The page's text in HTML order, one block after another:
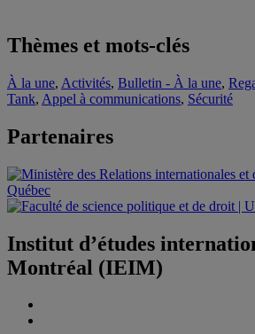
Thèmes et mots-clés
À la une, Activités, Bulletin - À la une,
Tank, Appel à communications, Sécurité
Partenaires
Institut d’études
Montréal (IEIM)